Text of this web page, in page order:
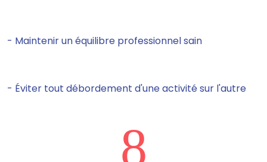
- Maintenir un équilibre professionnel sain
- Éviter tout débordement d'une activité sur l'autre
8